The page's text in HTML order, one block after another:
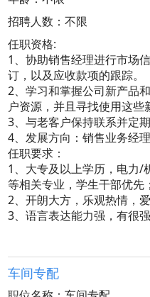
招聘人数：不限
任职资格:
1、协助销售经理进行市场
订，以及应收款项的跟踪。
2、学习和掌握公司新产品
户资源，并且寻找使用这些
3、与老客户保持联系并定
4、发展方向：销售业务经理
任职要求：
1、大专及以上学历，电力/
等相关专业，学生干部优先；
2、开朗大方，乐观热情，
3、语言表达能力强，有很
车间专配